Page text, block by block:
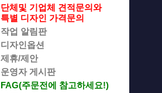
단체및 기업체 견적문의와
특별 디자인 가격문의
작업 알림판
디자인옵션
제휴/제안
운영자 게시판
FAG(주문전에 참고하세요!)